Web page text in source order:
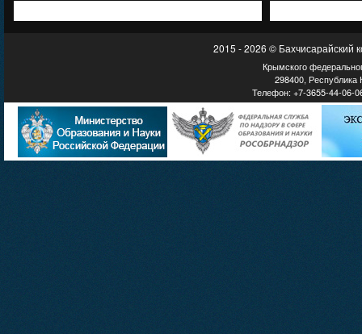
2015 - 2026 © Бахчисарайский
Крымского
298400, Республика
Телефон: +7-3655-44-06-